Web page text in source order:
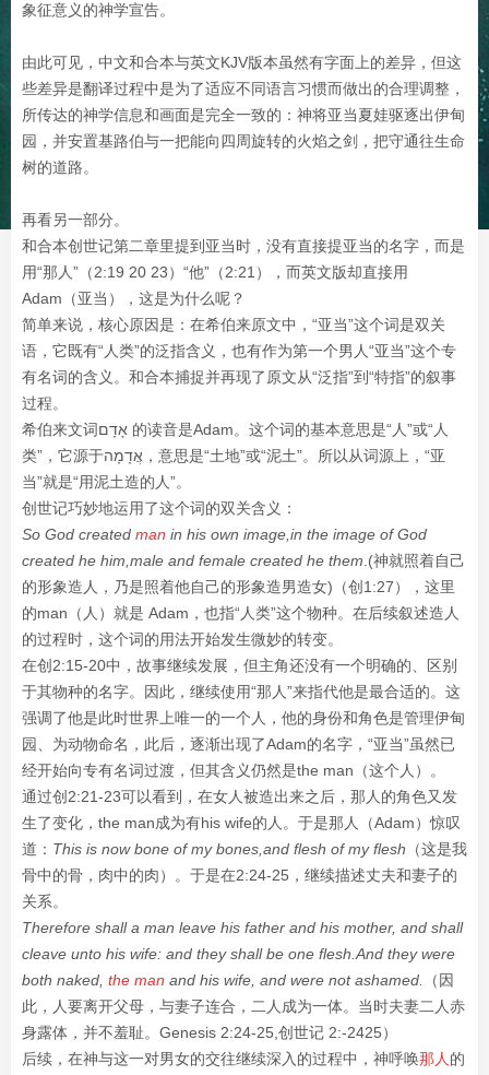
象征意义的神学宣告。
由此可见，中文和合本与英文KJV版本虽然有字面上的差异，但这
些差异是翻译过程中是为了适应不同语言习惯而做出的合理调整，
所传达的神学信息和画面是完全一致的：神将亚当夏娃驱逐出伊甸
园，并安置基路伯与一把能向四周旋转的火焰之剑，把守通往生命
树的道路。
再看另一部分。
和合本创世记第二章里提到亚当时，没有直接提亚当的名字，而是
用“那人”（2:19 20 23）“他”（2:21），而英文版却直接用
Adam（亚当），这是为什么呢？
简单来说，核心原因是：在希伯来原文中，“亚当”这个词是双关
语，它既有“人类”的泛指含义，也有作为第一个男人“亚当”这个专
有名词的含义。和合本捕捉并再现了原文从“泛指”到“特指”的叙事
过程。
希伯来文词אָדָם 的读音是Adam。这个词的基本意思是“人”或“人
类”，它源于אֲדָמָה，意思是“土地”或“泥土”。所以从词源上，“亚
当”就是“用泥土造的人”。
创世记巧妙地运用了这个词的双关含义：
So God created man in his own image,in the image of God
created he him,male and female created he them .(神就照着自己
的形象造人，乃是照着他自己的形象造男造女)（创1:27），这里
的man（人）就是 Adam，也指“人类”这个物种。在后续叙述造人
的过程时，这个词的用法开始发生微妙的转变。
在创2:15-20中，故事继续发展，但主角还没有一个明确的、区别
于其物种的名字。因此，继续使用“那人”来指代他是最合适的。这
强调了他是此时世界上唯一的一个人，他的身份和角色是管理伊甸
园、为动物命名，此后，逐渐出现了Adam的名字，“亚当”虽然已
经开始向专有名词过渡，但其含义仍然是the man（这个人）。
通过创2:21-23可以看到，在女人被造出来之后，那人的角色又发
生了变化，the man成为有his wife的人。于是那人（Adam）惊叹
道： This is now bone of my bones,and flesh of my flesh （这是我
骨中的骨，肉中的肉）。于是在2:24-25，继续描述丈夫和妻子的
关系。
Therefore shall a man leave his father and his mother, and shall
cleave unto his wife: and they shall be one flesh.And they were
both naked, the man and his wife, and were not ashamed. （ 因
此，人要离开父母，与妻子连合，二人成为一体。当时夫妻二人赤
身露体，并不羞耻。 Genesis 2:24-25, 创世记 2:-2425）
后续，在神与这一对男女的交往继续深入的过程中，神呼唤那人 的